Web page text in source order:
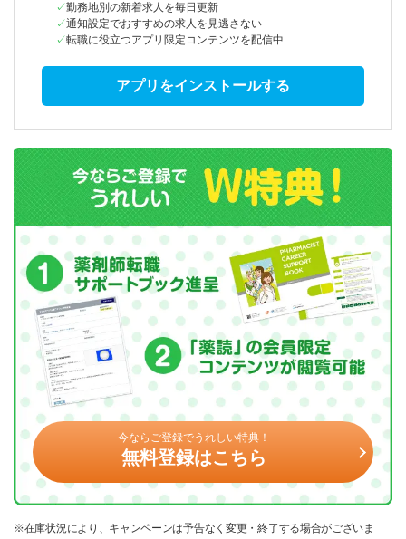
勤務地別の新着求人を毎日更新
通知設定でおすすめの求人を見逃さない
転職に役立つアプリ限定コンテンツを配信中
アプリをインストールする
今ならご登録でうれしい特典！
無料登録はこちら
※在庫状況により、キャンペーンは予告なく変更・終了する場合がございま